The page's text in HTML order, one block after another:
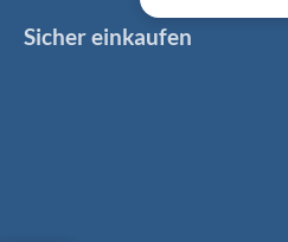
Sicher einkaufen